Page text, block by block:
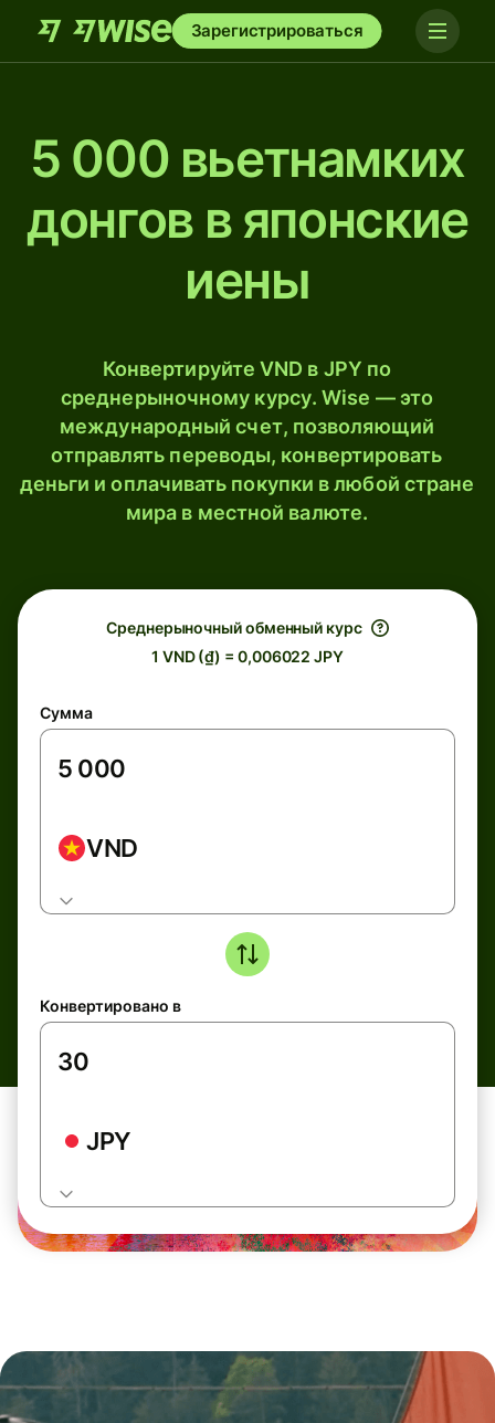
Зарегистрироваться
5 000 вьетнамких
донгов в японские
иены
Конвертируйте VND в JPY по
среднерыночному курсу. Wise — это
международный счет, позволяющий
отправлять переводы, конвертировать
деньги и оплачивать покупки в любой стране
мира в местной валюте.
Среднерыночный обменный курс
1 VND (₫) = 0,006022 JPY
Сумма
VND
Конвертировано в
JPY